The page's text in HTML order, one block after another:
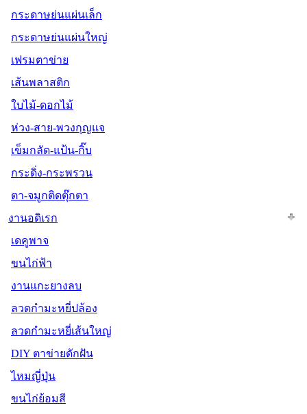
กระดาษย่นแผ่นเล็ก
กระดาษย่นแผ่นใหญ่
เฟรมตาข่าย
เส้นพลาสติก
ใบไม้-ดอกไม้
ห่วง-สาย-พวงกุญแจ
เข็มกลัด-แป้น-กิ๊บ
กระดิ่ง-กระพรวน
ตา-จมูกติดตุ๊กตา
งานอดิเรก
เดคูพาจ
ขนไก่ฟ้า
งานแกะยางลบ
ลวดกำมะหยี่ปล้อง
ลวดกำมะหยี่เส้นใหญ่
DIY ตาข่ายดักฝัน
ไหมญี่ปุ่น
ขนไก่ย้อมสี